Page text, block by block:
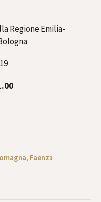
Regione Emilia-
, Faenza